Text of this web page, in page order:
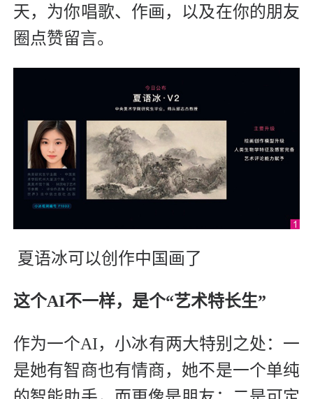
天，为你唱歌、作画，以及在你的朋友
圈点赞留言。
夏语冰可以创作中国画了
这个AI不一样，是个“艺术特长生”
作为一个AI，小冰有两大特别之处：一
是她有智商也有情商，她不是一个单纯